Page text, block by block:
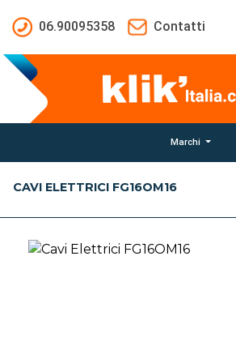
06.90095358
Contatti
Marchi
CAVI ELETTRICI FG16OM16